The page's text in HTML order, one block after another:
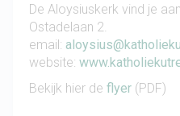
De Aloysiuskerk vind je
Ostadelaan 2.
email:
website:
Bekijk hier de flyer (PDF)